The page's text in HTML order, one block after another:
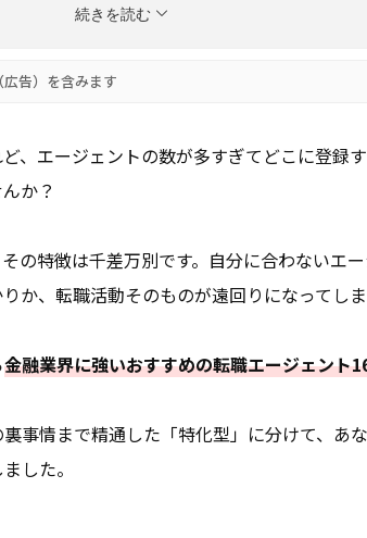
ティング
け
を利用すべき理由
続きを読む
告）を含みます
、エージェントの数が多すぎてどこに登録
か？
の特徴は千差万別です。自分に合わないエ
か、転職活動そのものが遠回りになってしま
金融業界に強いおすすめの転職エージェント
事情まで精通した「特化型」に分けて、あ
した。